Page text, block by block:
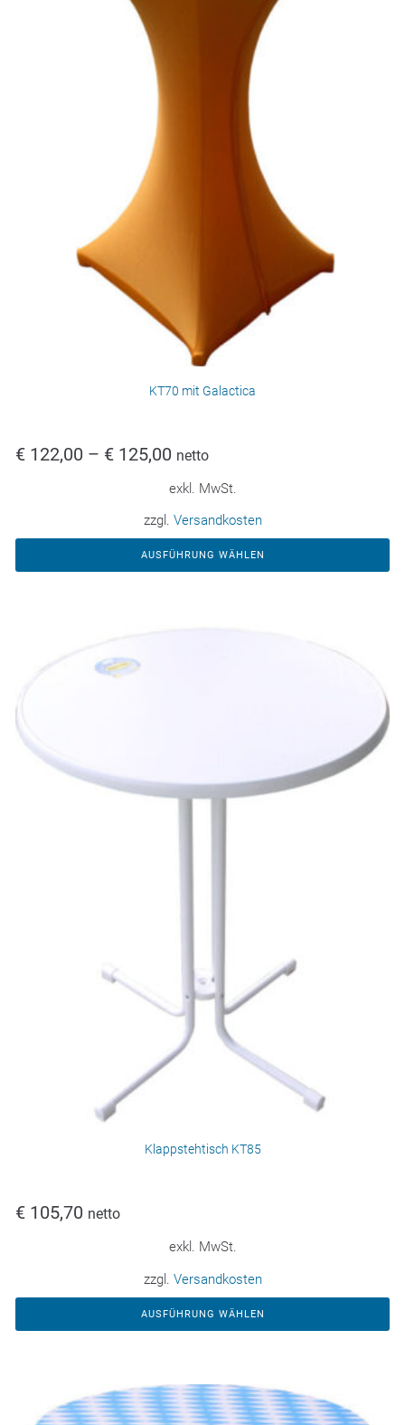
KT70 mit Galactica
€ 122,00 – € 125,00 netto
exkl. MwSt.
zzgl. Versandkosten
AUSFÜHRUNG WÄHLEN
Klappstehtisch KT85
€ 105,70 netto
exkl. MwSt.
zzgl. Versandkosten
AUSFÜHRUNG WÄHLEN